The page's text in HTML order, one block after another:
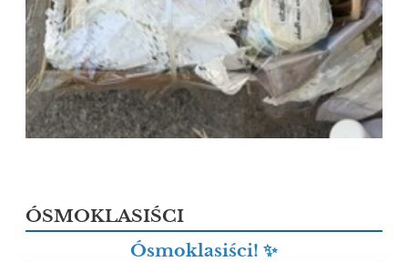
ÓSMOKLASIŚCI
Ósmoklasiści! ✨